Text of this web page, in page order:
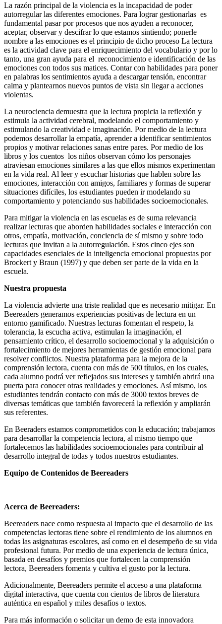
La razón principal de la violencia es la incapacidad de poder
autorregular las diferentes emociones. Para lograr gestionarlas es
fundamental pasar por procesos que nos ayuden a reconocer,
aceptar, observar y descifrar lo que estamos sintiendo; ponerle
nombre a las emociones es el principio de dicho proceso La lectura
es la actividad clave para el enriquecimiento del vocabulario y por lo
tanto, una gran ayuda para el reconocimiento e identificación de las
emociones con todos sus matices. Contar con habilidades para poner
en palabras los sentimientos ayuda a descargar tensión, encontrar
calma y plantearnos nuevos puntos de vista sin llegar a acciones
violentas.
La neurociencia demuestra que la lectura propicia la reflexión y
estimula la actividad cerebral, modelando el comportamiento y
estimulando la creatividad e imaginación. Por medio de la lectura
podemos desarrollar la empatía, aprender a identificar sentimientos
propios y motivar relaciones sanas entre pares. Por medio de los
libros y los cuentos los niños observan cómo los personajes
atraviesan emociones similares a las que ellos mismos experimentan
en la vida real. Al leer y escuchar historias que hablen sobre las
emociones, interacción con amigos, familiares y formas de superar
situaciones difíciles, los estudiantes pueden ir modelando su
comportamiento y potenciando sus habilidades socioemocionales.
Para mitigar la violencia en las escuelas es de suma relevancia
realizar lecturas que aborden habilidades sociales e interacción con
otros, empatía, motivación, conciencia de sí mismo y sobre todo
lecturas que invitan a la autorregulación. Estos cinco ejes son
capacidades esenciales de la inteligencia emocional propuestas por
Brockert y Braun (1997) y que deben ser parte de la vida en la
escuela.
Nuestra propuesta
La violencia advierte una triste realidad que es necesario mitigar. En
Beereaders generamos experiencias positivas de lectura en un
entorno gamificado. Nuestras lecturas fomentan el respeto, la
tolerancia, la escucha activa, estimulan la imaginación, el
pensamiento crítico, el desarrollo socioemocional y la adquisición o
fortalecimiento de mejores herramientas de gestión emocional para
resolver conflictos. Nuestra plataforma para la mejora de la
comprensión lectora, cuenta con más de 500 títulos, en los cuales,
cada alumno podrá ver reflejados sus intereses y también abrirá una
puerta para conocer otras realidades y emociones. Así mismo, los
estudiantes tendrán contacto con más de 3000 textos breves de
diversas temáticas que también favorecerá la reflexión y ampliarán
sus referentes.
En Beeraders estamos comprometidos con la educación; trabajamos
para desarrollar la competencia lectora, al mismo tiempo que
fortalecemos las habilidades socioemocionales para contribuir al
desarrollo integral de todas y todos nuestros estudiantes.
Equipo de Contenidos de Beereaders
Acerca de Beereaders:
Beereaders nace como respuesta al impacto que el desarrollo de las
competencias lectoras tiene sobre el rendimiento de los alumnos en
todas las asignaturas escolares, así como en el desempeño de su vida
profesional futura. Por medio de una experiencia de lectura única,
basada en desafíos y premios que fortalecen la comprensión
lectora, Beereaders fomenta y cultiva el gusto por la lectura.
Adicionalmente, Beereaders permite el acceso a una plataforma
digital interactiva, que cuenta con cientos de libros de literatura
auténtica en español y miles desafíos o textos.
Para más información o solicitar un demo de esta innovadora